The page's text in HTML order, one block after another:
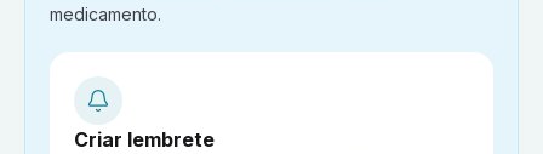
medicamento.
Criar lembrete